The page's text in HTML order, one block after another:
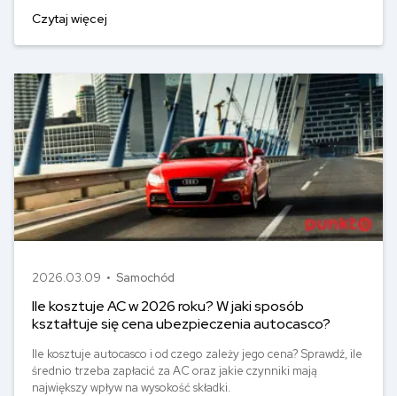
pojazdy z silnikiem Diesla i nagminne usuwanie filtra DPF. W
Czytaj więcej
2026.03.09 • Samochód
Ile kosztuje AC w 2026 roku? W jaki sposób
kształtuje się cena ubezpieczenia autocasco?
Ile kosztuje autocasco i od czego zależy jego cena? Sprawdź, ile
średnio trzeba zapłacić za AC oraz jakie czynniki mają
największy wpływ na wysokość składki.